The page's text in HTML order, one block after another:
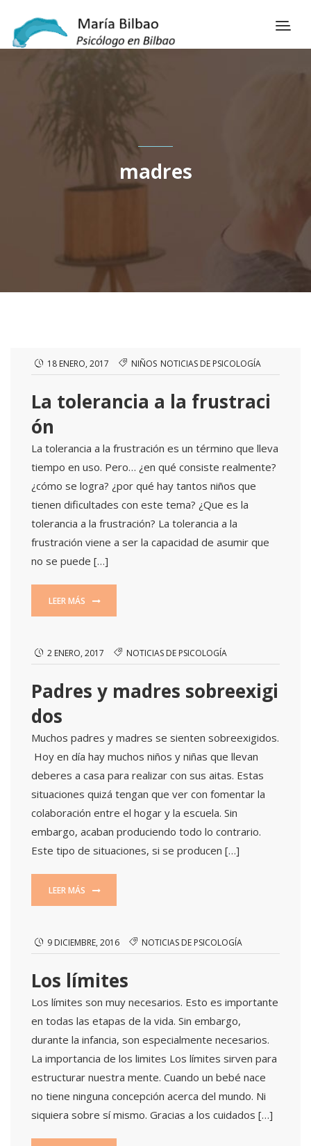
madres
18 ENERO, 2017 NIÑOS NOTICIAS DE PSICOLOGÍA
La tolerancia a la frustraci
ón
La tolerancia a la frustración es un término que lleva
tiempo en uso. Pero… ¿en qué consiste realmente?
¿cómo se logra? ¿por qué hay tantos niños que
tienen dificultades con este tema? ¿Que es la
tolerancia a la frustración? La tolerancia a la
frustración viene a ser la capacidad de asumir que
no se puede […]
LEER MÁS
2 ENERO, 2017 NOTICIAS DE PSICOLOGÍA
Padres y madres sobreexigi
dos
Muchos padres y madres se sienten sobreexigidos.
Hoy en día hay muchos niños y niñas que llevan
deberes a casa para realizar con sus aitas. Estas
situaciones quizá tengan que ver con fomentar la
colaboración entre el hogar y la escuela. Sin
embargo, acaban produciendo todo lo contrario.
Este tipo de situaciones, si se producen […]
LEER MÁS
9 DICIEMBRE, 2016 NOTICIAS DE PSICOLOGÍA
Los límites
Los límites son muy necesarios. Esto es importante
en todas las etapas de la vida. Sin embargo,
durante la infancia, son especialmente necesarios.
La importancia de los limites Los límites sirven para
estructurar nuestra mente. Cuando un bebé nace
no tiene ninguna concepción acerca del mundo. Ni
siquiera sobre sí mismo. Gracias a los cuidados […]